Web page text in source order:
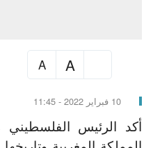
أكد الرئيس
A
A